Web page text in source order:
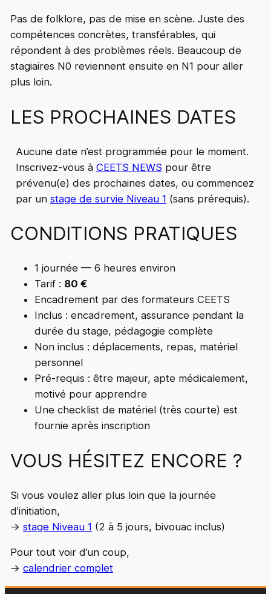
Pas de folklore, pas de mise en scène. Juste des
compétences concrètes, transférables, qui
répondent à des problèmes réels. Beaucoup de
stagiaires N0 reviennent ensuite en N1 pour aller
plus loin.
LES PROCHAINES DATES
Aucune date n’est programmée pour le moment.
Inscrivez-vous à CEETS NEWS pour être
prévenu(e) des prochaines dates, ou commencez
par un stage de survie Niveau 1 (sans prérequis).
CONDITIONS PRATIQUES
1 journée — 6 heures environ
Tarif : 80 €
Encadrement par des formateurs CEETS
Inclus : encadrement, assurance pendant la
durée du stage, pédagogie complète
Non inclus : déplacements, repas, matériel
personnel
Pré-requis : être majeur, apte médicalement,
motivé pour apprendre
Une checklist de matériel (très courte) est
fournie après inscription
VOUS HÉSITEZ ENCORE ?
Si vous voulez aller plus loin que la journée
d’initiation,
→ stage Niveau 1 (2 à 5 jours, bivouac inclus)
Pour tout voir d’un coup,
→ calendrier complet